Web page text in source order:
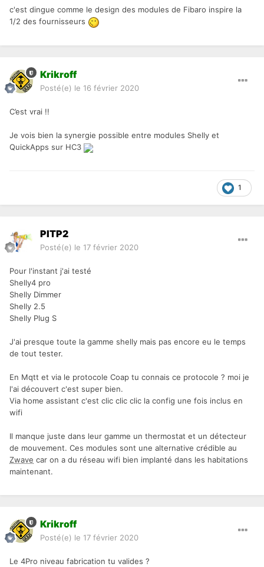
c'est dingue comme le design des modules de Fibaro inspire la
1/2 des fournisseurs
Krikroff
Posté(e) le 16 février 2020
C’est vrai !!
Je vois bien la synergie possible entre modules Shelly et
QuickApps sur HC3
1
PITP2
Posté(e) le 17 février 2020
Pour l'instant j'ai testé
Shelly4 pro
Shelly Dimmer
Shelly 2.5
Shelly Plug S
J'ai presque toute la gamme shelly mais pas encore eu le temps
de tout tester.
En Mqtt et via le protocole Coap tu connais ce protocole ? moi je
l'ai découvert c'est super bien.
Via home assistant c'est clic clic clic la config une fois inclus en
wifi
Il manque juste dans leur gamme un thermostat et un détecteur
de mouvement. Ces modules sont une alternative crédible au
Zwave car on a du réseau wifi bien implanté dans les habitations
maintenant.
Krikroff
Posté(e) le 17 février 2020
Le 4Pro niveau fabrication tu valides ?